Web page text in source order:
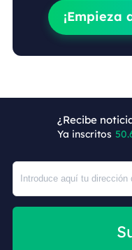
¡Empieza
¿Recibe
Ya inscritos